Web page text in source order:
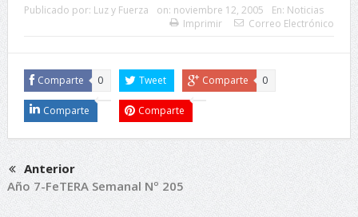
Publicado por: Luz y Fuerza on: noviembre 12, 2005 En: Noticias
Imprimir
Correo Electrónico
Comparte 0 Tweet Comparte 0
Comparte Comparte
Anterior
Año 7-FeTERA Semanal Nº 205